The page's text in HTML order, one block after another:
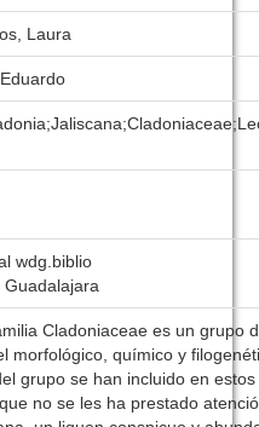
Laura
wdg.biblio
Cladoniaceae es un grupo
morfológico, químico y
grupo se han incluido en
no se les ha prestado